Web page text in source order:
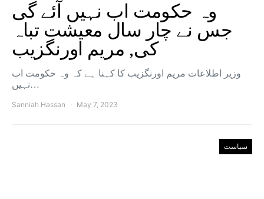
وہ حکومت اب نہیں آئے گی
جس نے چار سال معیشت تباہ
کی, مریم اورنگزیب
وزیر اطلاعات مریم اورنگزیب کا کہنا ہے کہ وہ حکومت اب
نہیں…
Sanniah Hassan May 7, 2023
سیاست